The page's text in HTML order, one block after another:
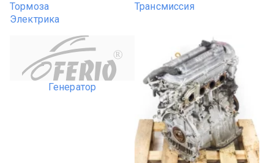
Тормоза
Трансмиссия
Электрика
R
Генератор